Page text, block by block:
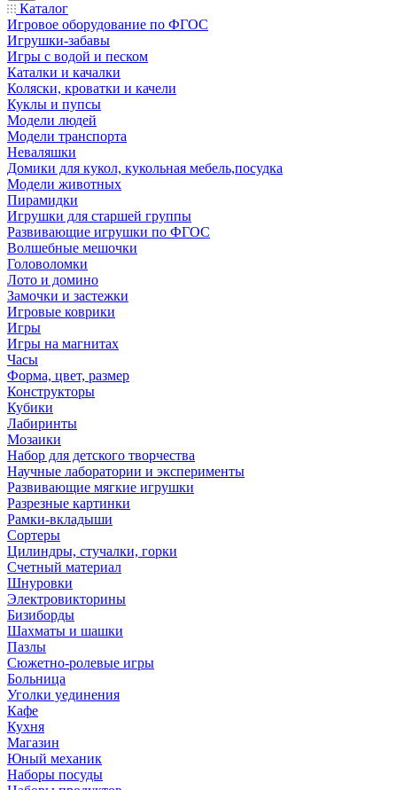
Каталог
Игровое оборудование по ФГОС
Игрушки-забавы
Игры с водой и песком
Каталки и качалки
Коляски, кроватки и качели
Куклы и пупсы
Модели людей
Модели транспорта
Неваляшки
Домики для кукол, кукольная мебель,посудка
Модели животных
Пирамидки
Игрушки для старшей группы
Развивающие игрушки по ФГОС
Волшебные мешочки
Головоломки
Лото и домино
Замочки и застежки
Игровые коврики
Игры
Игры на магнитах
Часы
Форма, цвет, размер
Конструкторы
Кубики
Лабиринты
Мозаики
Набор для детского творчества
Научные лаборатории и эксперименты
Развивающие мягкие игрушки
Разрезные картинки
Рамки-вкладыши
Сортеры
Цилиндры, стучалки, горки
Счетный материал
Шнуровки
Электровикторины
Бизиборды
Шахматы и шашки
Пазлы
Сюжетно-ролевые игры
Больница
Уголки уединения
Кафе
Кухня
Магазин
Юный механик
Наборы посуды